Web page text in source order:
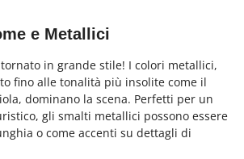
e Metallici
tornato in grande stile! I colori metallici,
fino alle tonalità più insolite come il
dominano la scena. Perfetti per un
gli smalti metallici possono essere
o come accenti su dettagli di